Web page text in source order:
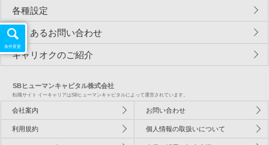
条件変更
各種設定
よくあるお問い合わせ
キャリオクのご紹介
SBヒューマンキャピタル株式会社
転職サイト イーキャリアはSBヒューマンキャピタルによって運営されています。
会社案内 お問い合わせ
利用規約 個人情報の取扱いについて